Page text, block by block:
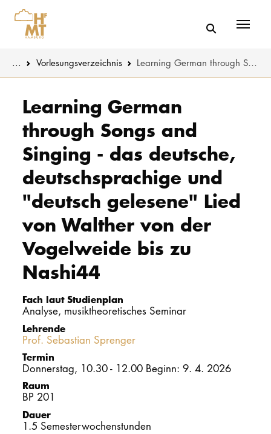
You are here:
... Vorlesungs­verzeichnis Learning German through Songs and Singing - das deutsche, deutschsprachige und "deutsch gelesene" Lied von Walther von der Vogelweide bis zu Nashi44
Learning German
through Songs and
Singing - das deutsche,
deutschsprachige und
"deutsch gelesene" Lied
von Walther von der
Vogelweide bis zu
Nashi44
Fach laut Studienplan
Analyse, musiktheoretisches Seminar
Lehrende
Prof. Sebastian Sprenger
Termin
Donnerstag, 10.30 - 12.00 Beginn: 9. 4. 2026
Raum
BP 201
Dauer
1.5 Semesterwochenstunden
KULTUR-
Service